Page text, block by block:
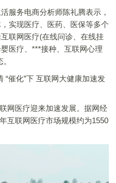
务电商分析师陈礼腾表示，
实现医疗、医药、医保等多个
联网医疗(在线问诊、在线挂
医疗、***接种、互联网心理
化”下 互联网大健康加速发
医疗迎来加速发展。据网经
互联网医疗市场规模约为1550